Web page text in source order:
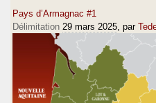
Pays d’Armagnac #1
Délimitation 29 mars 2025 , par